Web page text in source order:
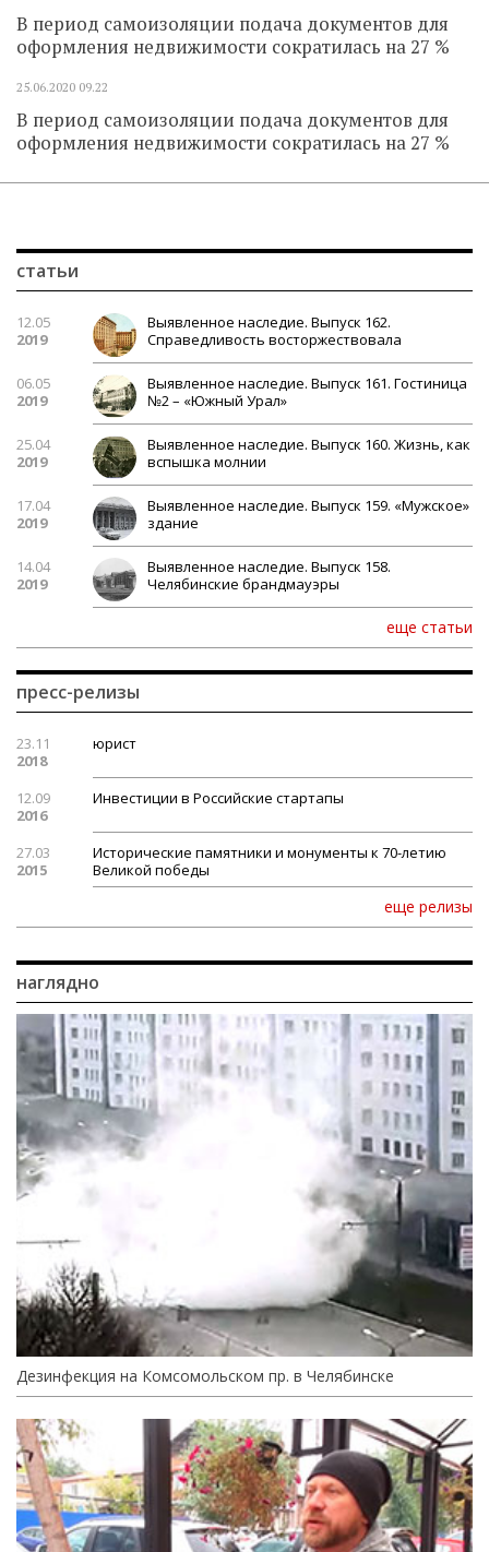
В период самоизоляции подача документов для
оформления недвижимости сократилась на 27 %
25.06.2020 09.22
В период самоизоляции подача документов для
оформления недвижимости сократилась на 27 %
статьи
12.05
2019
Выявленное наследие. Выпуск 162.
Справедливость восторжествовала
06.05
2019
Выявленное наследие. Выпуск 161. Гостиница
№2 – «Южный Урал»
25.04
2019
Выявленное наследие. Выпуск 160. Жизнь, как
вспышка молнии
17.04
2019
Выявленное наследие. Выпуск 159. «Мужское»
здание
14.04
2019
Выявленное наследие. Выпуск 158.
Челябинские брандмауэры
еще статьи
пресс-релизы
23.11
2018
юрист
12.09
2016
Инвестиции в Российские стартапы
27.03
2015
Исторические памятники и монументы к 70-летию
Великой победы
еще релизы
наглядно
Дезинфекция на Комсомольском пр. в Челябинске